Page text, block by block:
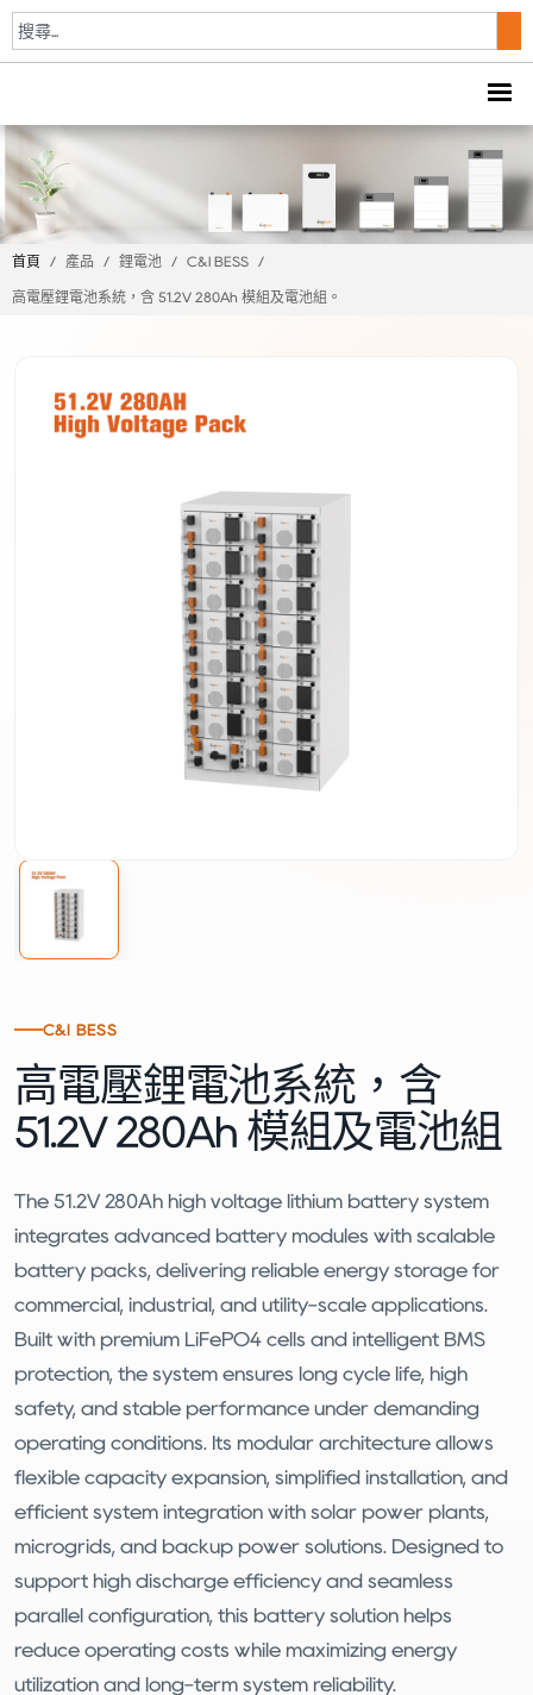
首頁 / 產品 / 鋰電池 / C&I BESS /
高電壓鋰電池系統，含 51.2V 280Ah 模組及電池組。
C&I BESS
高電壓鋰電池系統，含
51.2V 280Ah 模組及電池組
The 51.2V 280Ah high voltage lithium battery system
integrates advanced battery modules with scalable
battery packs, delivering reliable energy storage for
commercial, industrial, and utility-scale applications.
Built with premium LiFePO4 cells and intelligent BMS
protection, the system ensures long cycle life, high
safety, and stable performance under demanding
operating conditions. Its modular architecture allows
flexible capacity expansion, simplified installation, and
efficient system integration with solar power plants,
microgrids, and backup power solutions. Designed to
support high discharge efficiency and seamless
parallel configuration, this battery solution helps
reduce operating costs while maximizing energy
utilization and long-term system reliability.